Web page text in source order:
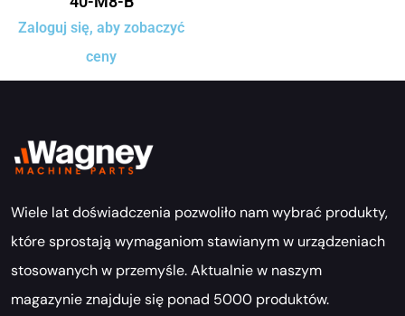
Zaloguj się, aby zobaczyć
ceny
Wiele lat doświadczenia pozwoliło nam wybrać produkty,
które sprostają wymaganiom stawianym w urządzeniach
stosowanych w przemyśle. Aktualnie w naszym
magazynie znajduje się ponad 5000 produktów.